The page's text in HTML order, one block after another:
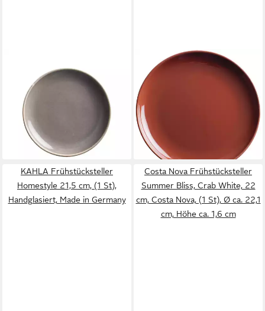
Dessertteller Homestyle 14
cm, Handglasiert, Made in
Germany
11,90 €
lieferbar in 3 Wochen
KAHLA
Frühstücksteller Homestyle
21 cm, (1 St), Handglasiert,
18,90 €
lieferbar in 3 Wochen
KAHLA Frühstücksteller
Homestyle 21,5 cm, (1 St),
Handglasiert, Made in Germany
Costa Nova Frühstücksteller
Summer Bliss, Crab White, 22
cm, Costa Nova, (1 St), Ø ca. 22,1
cm, Höhe ca. 1,6 cm